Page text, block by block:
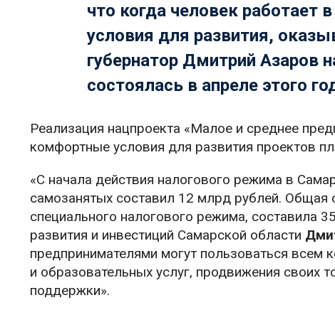
что когда человек работает
условия для развития,
губернатор Дмитрий Азаров
состоялась в апреле этого
Реализация нацпроекта «Малое и среднее
комфортные условия для развития проектов
«С начала действия налогового режима в
самозанятых составил 12 млрд рублей. Общая
специального налогового режима, составила
развития и инвестиций Самарской области
предпринимателями могут пользоваться всем
и образовательных услуг, продвижения своих
поддержки».